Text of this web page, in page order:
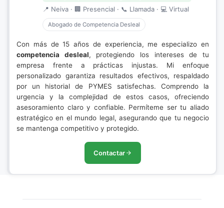
📍 Neiva · 🏢 Presencial · 📞 Llamada · 💻 Virtual
Abogado de Competencia Desleal
Con más de 15 años de experiencia, me especializo en
competencia desleal, protegiendo los intereses de tu
empresa frente a prácticas injustas. Mi enfoque
personalizado garantiza resultados efectivos, respaldado
por un historial de PYMES satisfechas. Comprendo la
urgencia y la complejidad de estos casos, ofreciendo
asesoramiento claro y confiable. Permíteme ser tu aliado
estratégico en el mundo legal, asegurando que tu negocio
se mantenga competitivo y protegido.
Contactar